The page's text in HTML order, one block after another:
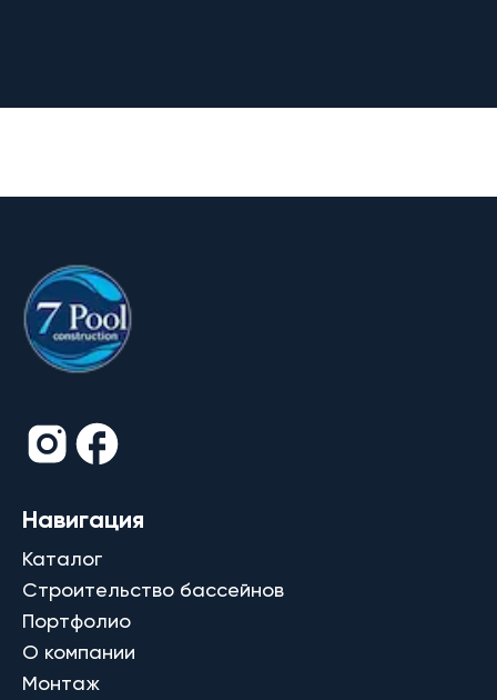
Навигация
Каталог
Строительство бассейнов
Портфолио
О компании
Монтаж